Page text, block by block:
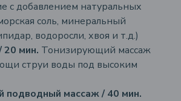
с добавлением натуральных
соль, минеральный
водоросли, хвоя и т.д.)
мин. Тонизирующий массаж
струи воды под высоким
подводный массаж / 40 мин.